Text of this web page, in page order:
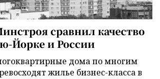
сравнил качество
Йорке и России
дома по многим
жилье бизнес-класса в